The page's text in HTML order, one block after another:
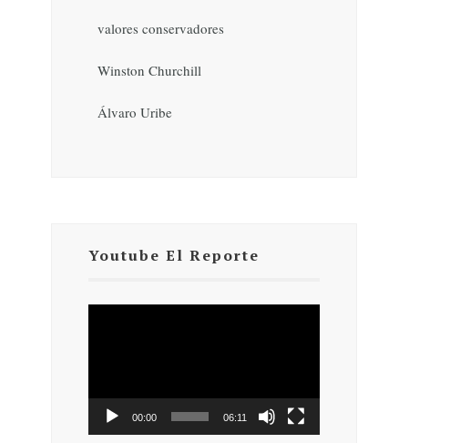
valores conservadores
Winston Churchill
Álvaro Uribe
Youtube El Reporte
00:00 06:11